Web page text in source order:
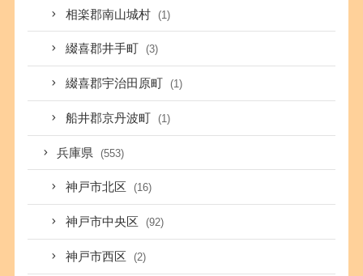
相楽郡南山城村 (1)
綴喜郡井手町 (3)
綴喜郡宇治田原町 (1)
船井郡京丹波町 (1)
兵庫県 (553)
神戸市北区 (16)
神戸市中央区 (92)
神戸市西区 (2)